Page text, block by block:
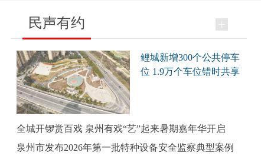
民声有约
鲤城新增300个公共停车
位 1.9万个车位错时共享
全城开锣赏百戏 泉州有戏“艺”起来暑期嘉年华开启
泉州市发布2026年第一批特种设备安全监察典型案例